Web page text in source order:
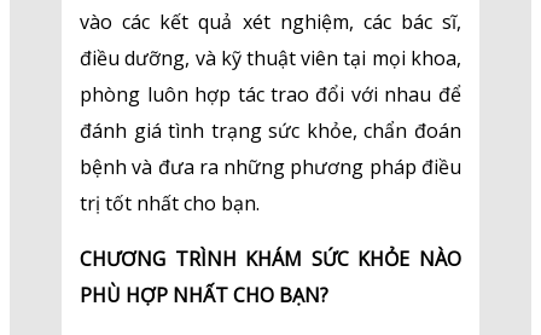
vào các kết quả xét nghiệm, các bác sĩ,
điều dưỡng, và kỹ thuật viên tại mọi khoa,
phòng luôn hợp tác trao đổi với nhau để
đánh giá tình trạng sức khỏe, chẩn đoán
bệnh và đưa ra những phương pháp điều
trị tốt nhất cho bạn.
CHƯƠNG TRÌNH KHÁM SỨC KHỎE NÀO
PHÙ HỢP NHẤT CHO BẠN?